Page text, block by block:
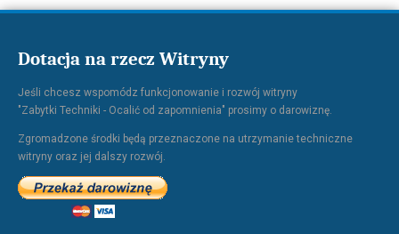
Dotacja na rzecz Witryny
Jeśli chcesz wspomódz funkcjonowanie i rozwój witryny
"Zabytki Techniki - Ocalić od zapomnienia" prosimy o darowiznę.
Zgromadzone środki będą przeznaczone na utrzymanie techniczne
witryny oraz jej dalszy rozwój.